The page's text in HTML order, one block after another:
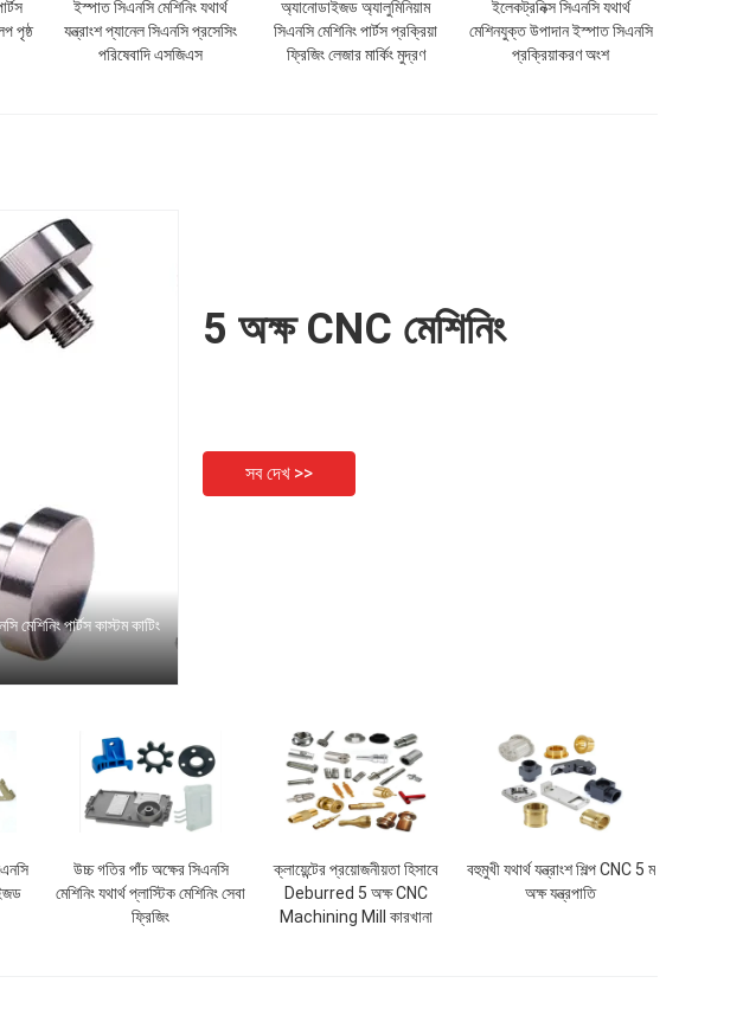
পৃষ্ঠ
ইস্পাত সিএনসি মেশিনিং যথার্থ
যন্ত্রাংশ প্যানেল সিএনসি প্রসেসিং
পরিষেবাদি এসজিএস
অ্যানোডাইজড অ্যালুমিনিয়াম
সিএনসি মেশিনিং পার্টস প্রক্রিয়া
ফ্রিজিং লেজার মার্কিং মুদ্রণ
ইলেকট্রনিক্স সিএনসি যথার্থ
মেশিনযুক্ত উপাদান ইস্পাত সিএনসি
প্রক্রিয়াকরণ অংশ
মেশিনিং পার্টস কাস্টম কাটিং
5 অক্ষ CNC মেশিনিং
সব দেখ >>
উচ্চ গতির পাঁচ অক্ষের সিএনসি
মেশিনিং যথার্থ প্লাস্টিক মেশিনিং সেবা
ফ্রিজিং
ক্লায়েন্টের প্রয়োজনীয়তা হিসাবে
Deburred 5 অক্ষ CNC
Machining Mill কারখানা
বহুমুখী যথার্থ যন্ত্রাংশ শিল্প CNC 5 ম
অক্ষ যন্ত্রপাতি